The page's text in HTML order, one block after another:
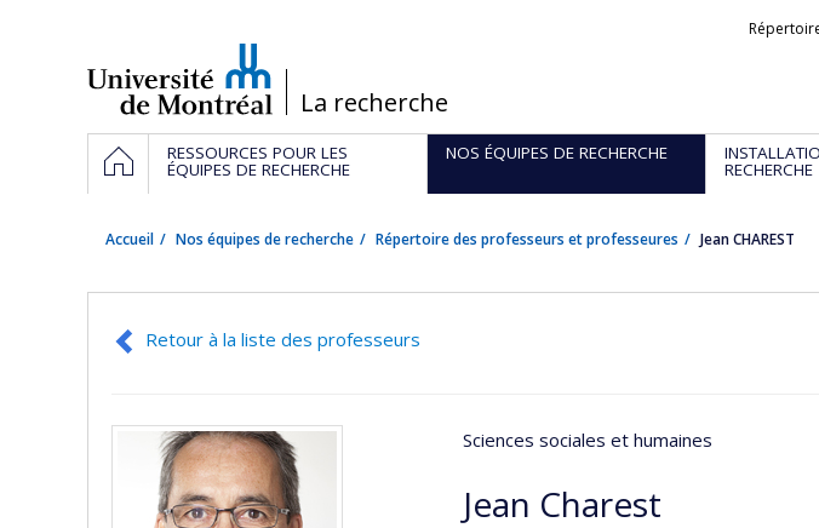
/La recherche
Liens
Navigation
principale
ACCUEILRESSOURCES POUR LES
ÉQUIPES DE RECHERCHE
NOS ÉQUIPES DE RECHERCHE
RECHERCHE
Accueil Nos équipes de recherche Répertoire des professeurs et professeures Jean CHAREST
Retour à la liste des professeurs
Sciences sociales et humaines
Jean Charest